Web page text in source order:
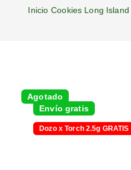
Inicio Cookies Long
Envío gratis
-5% con transferencia
Agotado
Dozo x Torch 2.5g GRATIS